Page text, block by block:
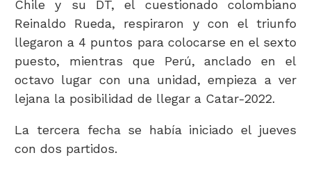
Chile y su DT, el cuestionado colombiano
Reinaldo Rueda, respiraron y con el triunfo
llegaron a 4 puntos para colocarse en el sexto
puesto, mientras que Perú, anclado en el
octavo lugar con una unidad, empieza a ver
lejana la posibilidad de llegar a Catar-2022.
La tercera fecha se había iniciado el jueves
con dos partidos.